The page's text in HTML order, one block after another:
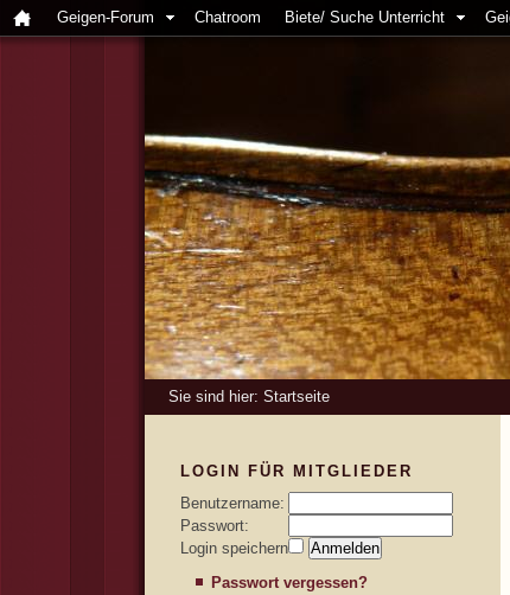
Geigen-Forum Chatroom Biete/ Suche Unterricht
Sie sind hier: Startseite
LOGIN FÜR MITGLIEDER
Benutzername:
Passwort:
Login speichern
Passwort vergessen?